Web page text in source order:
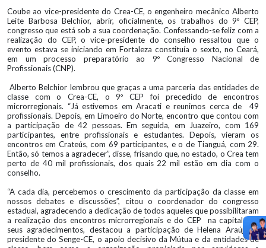
Coube ao vice-presidente do Crea-CE, o engenheiro mecânico Alberto
Leite Barbosa Belchior, abrir, oficialmente, os trabalhos do 9º CEP,
congresso que está sob a sua coordenação. Confessando-se feliz com a
realização do CEP, o vice-presidente do conselho ressaltou que o
evento estava se iniciando em Fortaleza constituía o sexto, no Ceará,
em um processo preparatório ao 9º Congresso Nacional de
Profissionais (CNP).
Alberto Belchior lembrou que graças a uma parceria das entidades de
classe com o Crea-CE, o 9º CEP foi precedido de encontros
microrregionais. “Já estivemos em Aracati e reunimos cerca de 49
profissionais. Depois, em Limoeiro do Norte, encontro que contou com
a participação de 42 pessoas. Em seguida, em Juazeiro, com 169
participantes, entre profissionais e estudantes. Depois, vieram os
encontros em Crateús, com 69 participantes, e o de Tianguá, com 29.
Então, só temos a agradecer”, disse, frisando que, no estado, o Crea tem
perto de 40 mil profissionais, dos quais 22 mil estão em dia com o
conselho.
“A cada dia, percebemos o crescimento da participação da classe em
nossos debates e discussões”, citou o coordenador do congresso
estadual, agradecendo a dedicação de todos aqueles que possibilitaram
a realização dos encontros microrregionais e do CEP na capital. Em
seus agradecimentos, destacou a participação de Helena Araújo, a
presidente do Senge-CE, o apoio decisivo da Mútua e da entidades de